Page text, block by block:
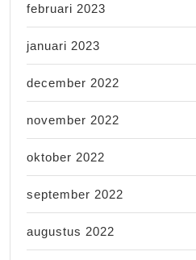
februari 2023
januari 2023
december 2022
november 2022
oktober 2022
september 2022
augustus 2022